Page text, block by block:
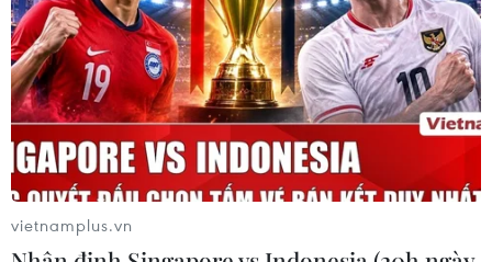
Đại học FPT liên kết mở trường với đại học
vietnamplus.vn